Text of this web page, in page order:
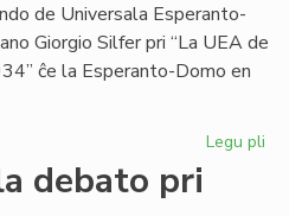
de Universala Esperanto-
Giorgio Silfer pri “La UEA de
ĉe la Esperanto-Domo en
Legu pli
debato pri